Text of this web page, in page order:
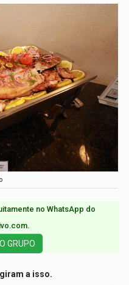
no WhatsApp do
GRUPO
a isso.